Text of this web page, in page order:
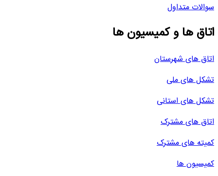
سوالات متداول
اتاق ها و کمیسیون ها
اتاق های شهرستان
تشکل های ملی
تشکل های استانی
اتاق های مشترک
کمیته های مشترک
کمیسیون ها